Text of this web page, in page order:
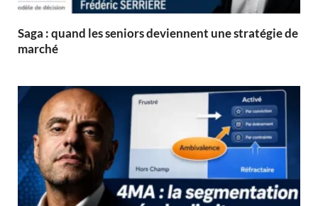
Saga : quand les seniors deviennent une stratégie de
marché